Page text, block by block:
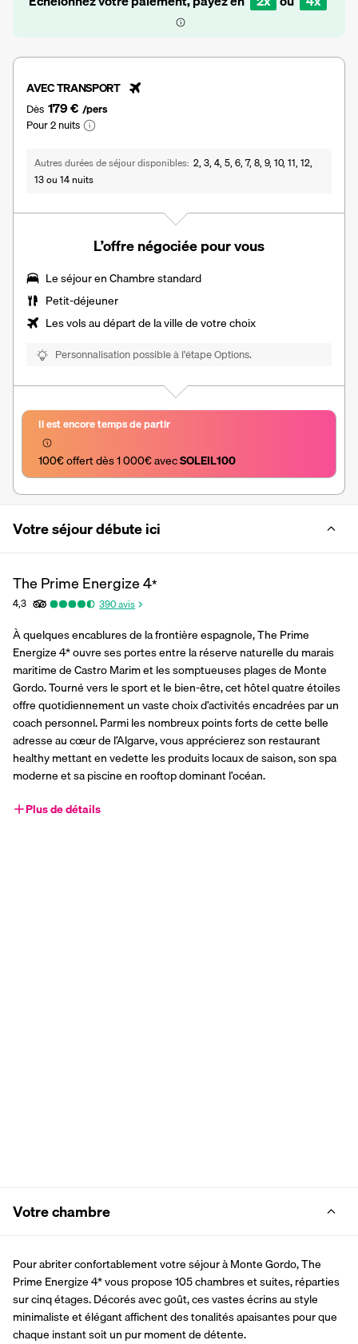
AVEC TRANSPORT
Dès 179 € /pers
Pour 2 nuits
Autres durées de séjour disponibles 2, 3, 4, 5, 6, 7, 8, 9, 10, 11, 12,
13 ou 14 nuits
L’offre négociée pour vous
Le séjour en Chambre standard
Petit-déjeuner
Les vols au départ de la ville de votre choix
Personnalisation possible à l’étape Options.
Il est encore temps de partir
100€ offert dès 1 000€ avec SOLEIL100
Votre séjour débute ici
The Prime Energize4*
4,3 390avis
À quelques encablures de la frontière espagnole, The Prime
Energize 4* ouvre ses portes entre la réserve naturelle du marais
maritime de Castro Marim et les somptueuses plages de Monte
Gordo. Tourné vers le sport et le bien-être, cet hôtel quatre étoiles
offre quotidiennement un vaste choix d’activités encadrées par un
coach personnel. Parmi les nombreux points forts de cette belle
adresse au cœur de l’Algarve, vous apprécierez son restaurant
healthy mettant en vedette les produits locaux de saison, son spa
moderne et sa piscine en rooftop dominant l’océan.
Plus de détails
Votre chambre
Pour abriter confortablement votre séjour à Monte Gordo, The
Prime Energize 4* vous propose 105 chambres et suites, réparties
sur cinq étages. Décorés avec goût, ces vastes écrins au style
minimaliste et élégant affichent des tonalités apaisantes pour que
chaque instant soit un pur moment de détente.